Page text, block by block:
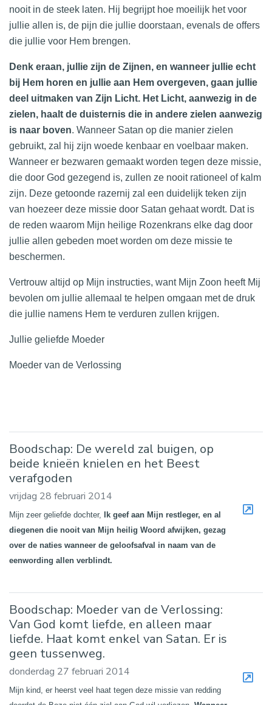
nooit in de steek laten. Hij begrijpt hoe moeilijk het voor
jullie allen is, de pijn die jullie doorstaan, evenals de offers
die jullie voor Hem brengen.
Denk eraan, jullie zijn de Zijnen, en wanneer jullie echt
bij Hem horen en jullie aan Hem overgeven, gaan jullie
deel uitmaken van Zijn Licht. Het Licht, aanwezig in de
zielen, haalt de duisternis die in andere zielen aanwezig
is naar boven. Wanneer Satan op die manier zielen
gebruikt, zal hij zijn woede kenbaar en voelbaar maken.
Wanneer er bezwaren gemaakt worden tegen deze missie,
die door God gezegend is, zullen ze nooit rationeel of kalm
zijn. Deze getoonde razernij zal een duidelijk teken zijn
van hoezeer deze missie door Satan gehaat wordt. Dat is
de reden waarom Mijn heilige Rozenkrans elke dag door
jullie allen gebeden moet worden om deze missie te
beschermen.
Vertrouw altijd op Mijn instructies, want Mijn Zoon heeft Mij
bevolen om jullie allemaal te helpen omgaan met de druk
die jullie namens Hem te verduren zullen krijgen.
Jullie geliefde Moeder
Moeder van de Verlossing
Boodschap: De wereld zal buigen, op
beide knieën knielen en het Beest
verafgoden
vrijdag 28 februari 2014
Mijn zeer geliefde dochter,
Ik geef aan Mijn restleger, en al
diegenen die nooit van Mijn heilig Woord afwijken, gezag
over de naties wanneer de geloofsafval in naam van de
eenwording allen verblindt.
Boodschap: Moeder van de Verlossing:
Van God komt liefde, en alleen maar
liefde. Haat komt enkel van Satan. Er is
geen tussenweg.
donderdag 27 februari 2014
Mijn kind, er heerst veel haat tegen deze missie van redding